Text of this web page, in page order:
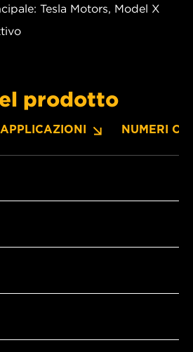
Tesla Motors, Model X
prodotto
APPLICAZIONI NUMERI OE